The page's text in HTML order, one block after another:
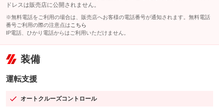
ドレスは販売店に公開されません。
※無料電話をご利用の場合は、販売店へお客様の電話番号が通知されます。無料電話
番号ご利用の際の注意点は こちら
IP電話、ひかり電話からはご利用いただけません。
装備
運転支援
オートクルーズコントロール
：装備あり